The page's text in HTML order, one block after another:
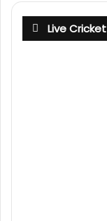
Live Cricket